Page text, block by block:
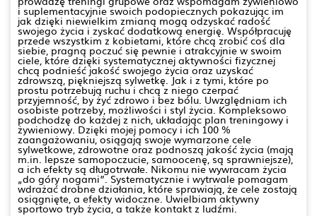
i suplementacyjnie swoich podopiecznych pokazując im
jak dzięki niewielkim zmianą mogą odzyskać radość
swojego życia i zyskać dodatkową energię. Współpracuję
przede wszystkim z kobietami, które chcą zrobić coś dla
siebie, pragną poczuć się pewnie i atrakcyjnie w swoim
ciele, które dzięki systematycznej aktywności fizycznej
chcą podnieść jakość swojego życia oraz uzyskać
zdrowszą, piękniejszą sylwetkę. Jak i z tymi, które po
prostu potrzebują ruchu i chcą z niego czerpać
przyjemność, by żyć zdrowo i bez bólu. Uwzględniam ich
osobiste potrzeby, możliwości i styl życia. Kompleksowo
podchodzę do każdej z nich, układając plan treningowy i
żywieniowy. Dzięki mojej pomocy i ich 100 %
zaangażowaniu, osiągają swoje wymarzone cele
sylwetkowe, zdrowotne oraz podnoszą jakość życia (mają
m.in. lepsze samopoczucie, samoocenę, są sprawniejsze),
a ich efekty są długotrwałe. Nikomu nie wywracam życia
„do góry nogami”. Systematycznie i wytrwale pomagam
wdrażać drobne działania, które sprawiają, że cele zostają
osiągnięte, a efekty widoczne. Uwielbiam aktywny
sportowo tryb życia, a także kontakt z ludźmi.